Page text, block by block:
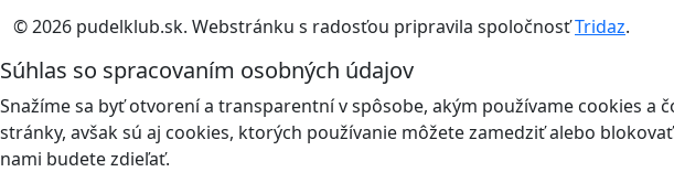
© 2026 pudelklub.sk. Webstránku s radosťou pripravila spoločnosťTridaz.
Súhlas so spracovaním osobných údajov
Snažíme sa byť otvorení a transparentní v spôsobe, akým používame cookies
stránky, avšak sú aj cookies, ktorých používanie môžete zamedziť alebo
nami budete zdieľať.